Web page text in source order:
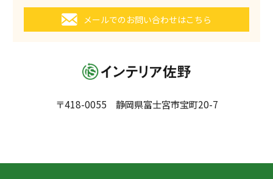
メールでのお問い合わせはこちら
〒418-0055 静岡県富士宮市宝町20-7